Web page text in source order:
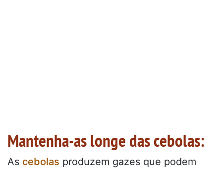
Mantenha-as longe das cebolas:
As cebolas produzem gazes que podem